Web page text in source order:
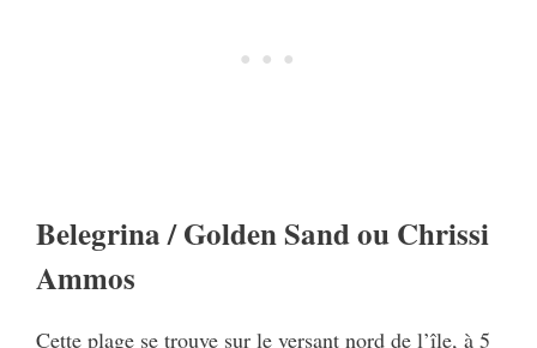
Belegrina / Golden Sand ou Chrissi
Ammos
Cette plage se trouve sur le versant nord de l’île, à 5